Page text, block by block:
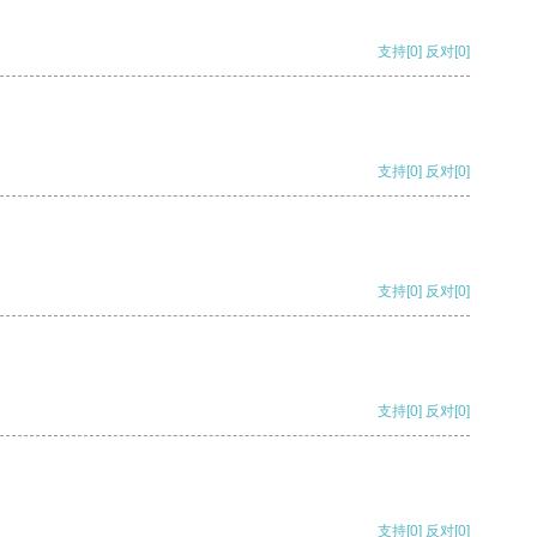
支持[0] 反对[0]
支持[0] 反对[0]
支持[0] 反对[0]
支持[0] 反对[0]
支持[0] 反对[0]